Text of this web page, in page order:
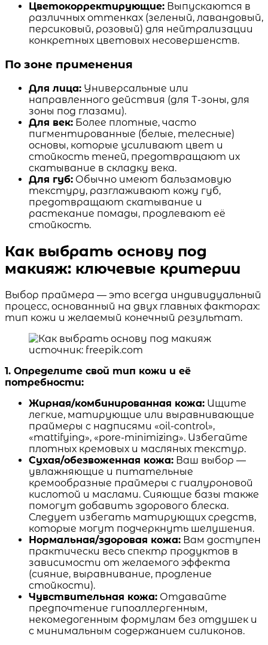
Цветокорректирующие: Выпускаются в
различных оттенках (зеленый, лавандовый,
персиковый, розовый) для нейтрализации
конкретных цветовых несовершенств.
По зоне применения
Для лица: Универсальные или
направленного действия (для Т-зоны, для
зоны под глазами).
Для век: Более плотные, часто
пигментированные (белые, телесные)
основы, которые усиливают цвет и
стойкость теней, предотвращают их
скатывание в складку века.
Для губ: Обычно имеют бальзамовую
текстуру, разглаживают кожу губ,
предотвращают скатывание и
растекание помады, продлевают её
стойкость.
Как выбрать основу под
макияж: ключевые критерии
Выбор праймера — это всегда индивидуальный
процесс, основанный на двух главных факторах:
тип кожи и желаемый конечный результат.
источник: freepik.com
1. Определите свой тип кожи и её
потребности:
Жирная/комбинированная кожа: Ищите
легкие, матирующие или выравнивающие
праймеры с надписями «oil-control»,
«mattifying», «pore-minimizing». Избегайте
плотных кремовых и масляных текстур.
Сухая/обезвоженная кожа: Ваш выбор —
увлажняющие и питательные
кремообразные праймеры с гиалуроновой
кислотой и маслами. Сияющие базы также
помогут добавить здорового блеска.
Следует избегать матирующих средств,
которые могут подчеркнуть шелушения.
Нормальная/здоровая кожа: Вам доступен
практически весь спектр продуктов в
зависимости от желаемого эффекта
(сияние, выравнивание, продление
стойкости).
Чувствительная кожа: Отдавайте
предпочтение гипоаллергенным,
некомедогенным формулам без отдушек и
с минимальным содержанием силиконов.